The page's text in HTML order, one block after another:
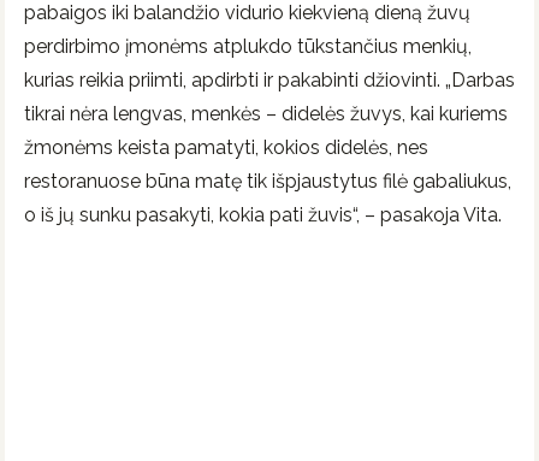
pabaigos iki balandžio vidurio kiekvieną dieną žuvų
perdirbimo įmonėms atplukdo tūkstančius menkių,
kurias reikia priimti, apdirbti ir pakabinti džiovinti. „Darbas
tikrai nėra lengvas, menkės – didelės žuvys, kai kuriems
žmonėms keista pamatyti, kokios didelės, nes
restoranuose būna matę tik išpjaustytus filė gabaliukus,
o iš jų sunku pasakyti, kokia pati žuvis“, – pasakoja Vita.